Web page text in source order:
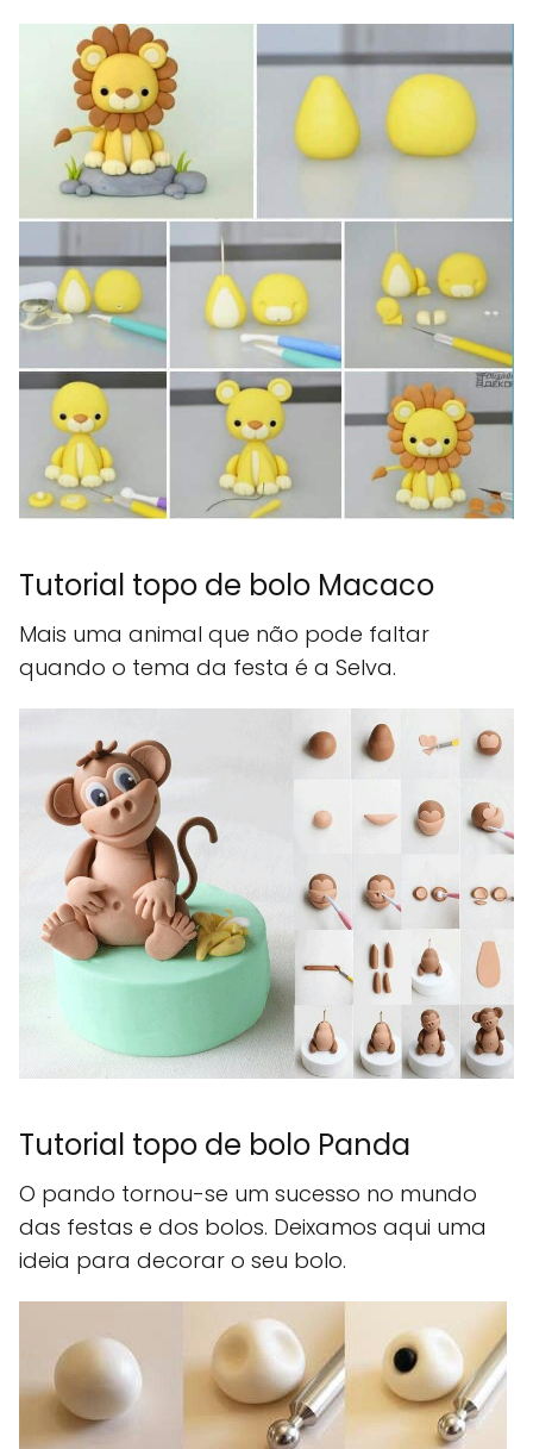
Tutorial topo de bolo Macaco
Mais uma animal que não pode faltar
quando o tema da festa é a Selva.
Tutorial topo de bolo Panda
O pando tornou-se um sucesso no mundo
das festas e dos bolos. Deixamos aqui uma
ideia para decorar o seu bolo.